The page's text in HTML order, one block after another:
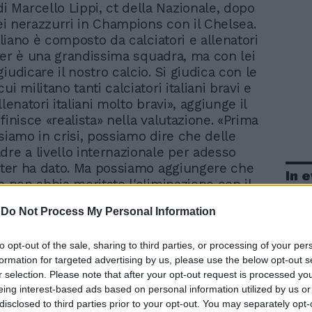
Do Not Process My Personal Information
opt-out of the sale, sharing to third parties, or processing of your
for targeted advertising by us, please use the below opt-out
selection. Please note that after your opt-out request is processed
interest-based ads based on personal information utilized by us
to third parties prior to your opt-out. You may separately
Marcello Lippi, ct della Nazionale, dopo
nerazzurri in Champions con il Chelsea.
è composto da calciatori e allenatori
è una grandissima squadra, ma con lei
il nostro calcio. Si giudica con le
militano tanti calciatori italiani bravi e
italiani molto bravi», aggiunge il
«realista» nella valutazione. «Prima
in crisi, possiamo dire che delle
a livello internazionale per adesso
ha dato. Ma possiamo aggiungere che
non abbia meritato l'eliminazione con il
italiane in Europa, non riescono ad
Ma non va dimenticato che le squadre
sempre state all' avanguardia in
In